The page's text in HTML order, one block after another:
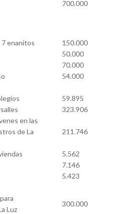
700.000
7 enanitos
150.000
50.000
70.000
54.000
59.895
323.906
en las
de La
211.746
5.562
7.146
5.423
Luz
300.000